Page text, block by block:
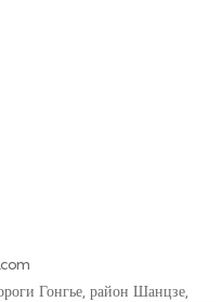
Гонгье, район Шанцзе,